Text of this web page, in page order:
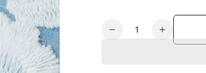
Anzahl
Verringere Erhöhe
die